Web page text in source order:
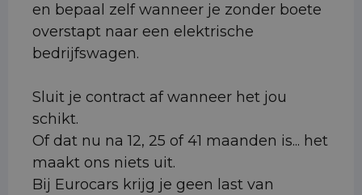
en bepaal zelf wanneer je zonder boete
overstapt naar een elektrische
bedrijfswagen.
Sluit je contract af wanneer het jou
schikt.
Of dat nu na 12, 25 of 41 maanden is... het
maakt ons niets uit.
Bij Eurocars krijg je geen last van